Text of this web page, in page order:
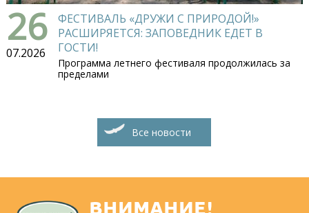
26
07.2026
ФЕСТИВАЛЬ «ДРУЖИ С ПРИРОДОЙ!»
РАСШИРЯЕТСЯ: ЗАПОВЕДНИК ЕДЕТ В
ГОСТИ!
Программа летнего фестиваля продолжилась за
пределами
Все новости
ВНИМАНИЕ!